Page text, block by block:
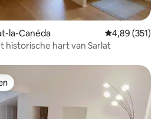
la-Canéda Gemiddelde
4,89 (351)
historische hart van Sarlat